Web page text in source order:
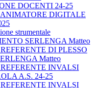
DOCENTI 24-25
DIGITALE
strumentale
SERLENGA Matteo
DI PLESSO
Matteo
INVALSI
A.S. 24-25
INVALSI